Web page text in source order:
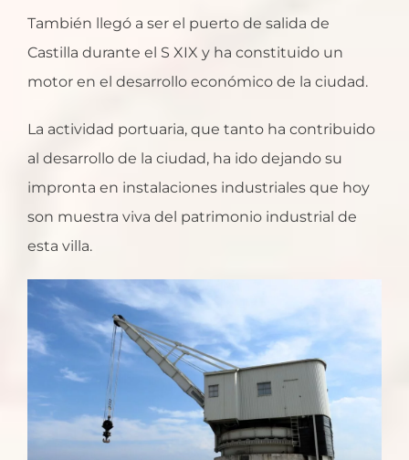
También llegó a ser el puerto de salida de
Castilla durante el S XIX y ha constituido un
motor en el desarrollo económico de la ciudad.
La actividad portuaria, que tanto ha contribuido
al desarrollo de la ciudad, ha ido dejando su
impronta en instalaciones industriales que hoy
son muestra viva del patrimonio industrial de
esta villa.